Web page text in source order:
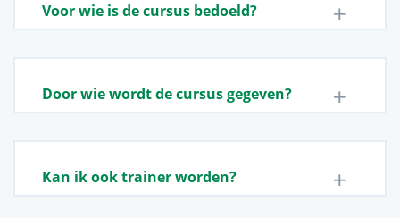
Voor wie is de cursus bedoeld?
Door wie wordt de cursus gegeven?
Kan ik ook trainer worden?